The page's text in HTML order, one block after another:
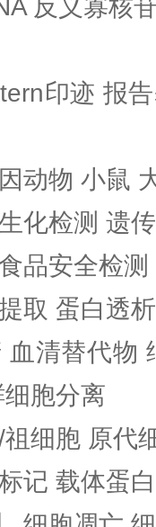
反义寡核
印迹 报
动物 小鼠
化检测 遗
品安全检
取 蛋白透
血清替代物
胞分离
祖细胞 原代
记 载体蛋